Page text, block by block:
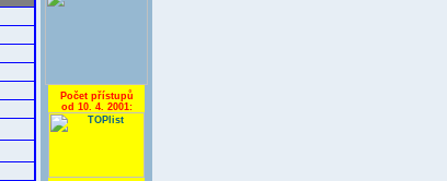
Počet přístupů
od 10. 4. 2001: